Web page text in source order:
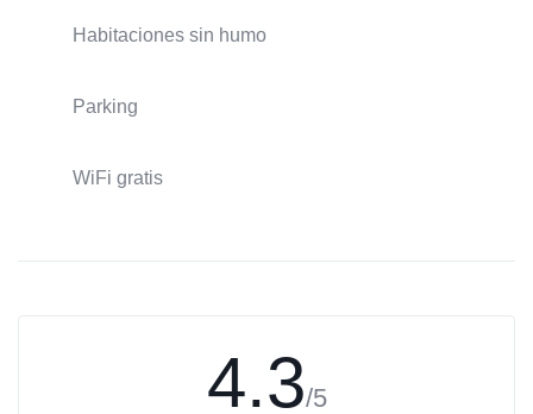
Habitaciones sin humo
Parking
WiFi gratis
4.3/5